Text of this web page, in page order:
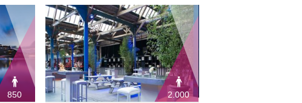
850 2.000